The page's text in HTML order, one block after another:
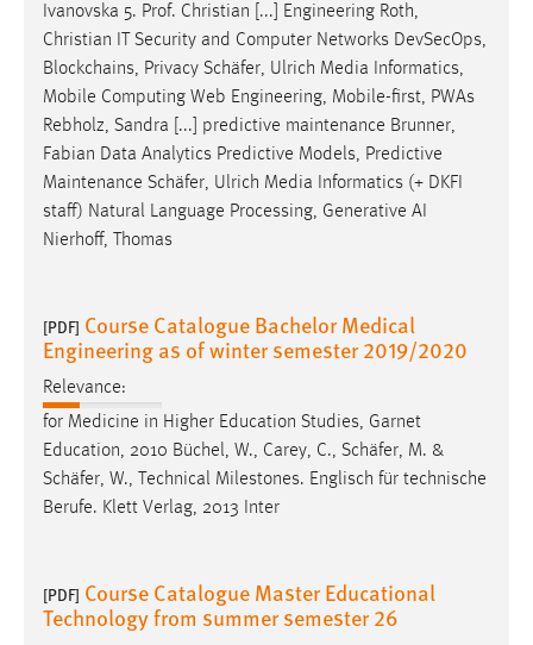
Ivanovska 5. Prof. Christian [...] Engineering Roth,
Christian IT Security and Computer Networks DevSecOps,
Blockchains, Privacy Schäfer, Ulrich Media Informatics,
Mobile Computing Web Engineering, Mobile-first, PWAs
Rebholz, Sandra [...] predictive maintenance Brunner,
Fabian Data Analytics Predictive Models, Predictive
Maintenance Schäfer, Ulrich Media Informatics (+ DKFI
staff) Natural Language Processing, Generative AI
Nierhoff, Thomas
[PDF] Course Catalogue Bachelor Medical
Engineering as of winter semester 2019/2020
Relevance:
for Medicine in Higher Education Studies, Garnet
Education, 2010 Büchel, W., Carey, C., Schäfer, M. &
Schäfer, W., Technical Milestones. Englisch für technische
Berufe. Klett Verlag, 2013 Inter
[PDF] Course Catalogue Master Educational
Technology from summer semester 26